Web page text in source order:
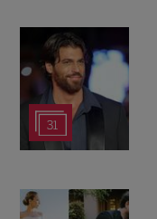
31